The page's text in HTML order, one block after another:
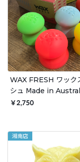
WAX FRESH ワック
シュ Ⅿade in
￥2,750
湘南店